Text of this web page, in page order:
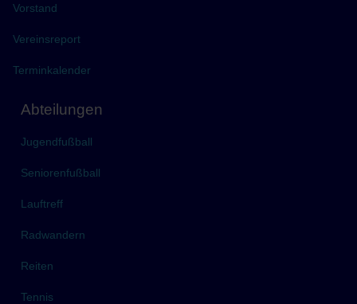
Vorstand
Vereinsreport
Terminkalender
Abteilungen
Jugendfußball
Seniorenfußball
Lauftreff
Radwandern
Reiten
Tennis